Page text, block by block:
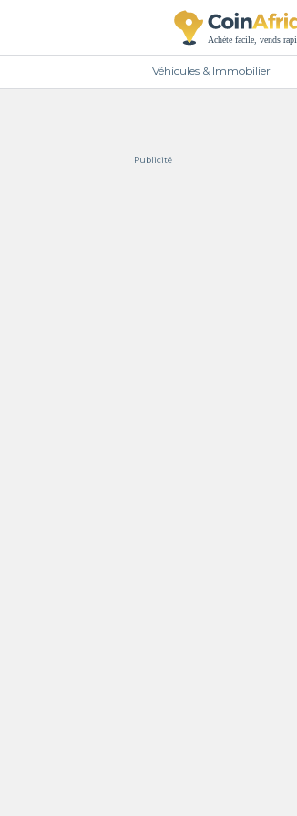
Véhicules & Immobilier
Publicité